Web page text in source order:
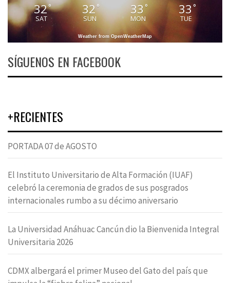
32°
SAT
32°
SUN
33 °
MON
33°
TUE
Weather from OpenWeatherMap
SÍGUENOS EN FACEBOOK
+RECIENTES
PORTADA 07 de AGOSTO
El Instituto Universitario de Alta Formación (IUAF)
celebró la ceremonia de grados de sus posgrados
internacionales rumbo a su décimo aniversario
La Universidad Anáhuac Cancún dio la Bienvenida Integral
Universitaria 2026
CDMX albergará el primer Museo del Gato del país que